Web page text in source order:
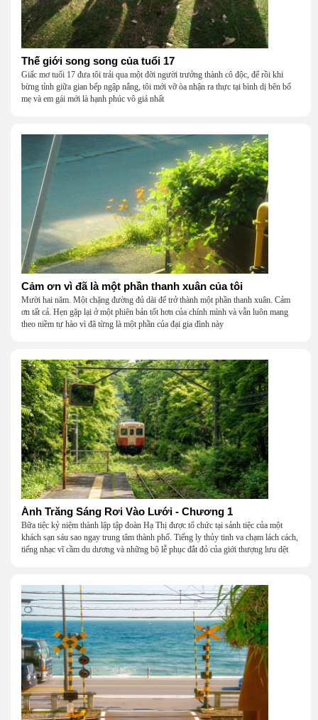
Thế giới song song của tuổi 17
Giấc mơ tuổi 17 đưa tôi trải qua một đời người trưởng thành cô độc, để rồi khi
bừng tỉnh giữa gian bếp ngập nắng, tôi mới vỡ òa nhận ra thực tại bình dị bên bố
mẹ và em gái mới là hạnh phúc vô giá nhất
Cảm ơn vì đã là một phần thanh xuân của tôi
Mười hai năm. Một chặng đường đủ dài để trở thành một phần thanh xuân. Cảm
ơn tất cả. Hẹn gặp lại ở một phiên bản tốt hơn của chính mình và vẫn luôn mang
theo niềm tự hào vì đã từng là một phần của đại gia đình này
Ánh Trăng Sáng Rơi Vào Lưới - Chương 1
Bữa tiệc kỷ niệm thành lập tập đoàn Hạ Thị được tổ chức tại sảnh tiệc của một
khách sạn sáu sao ngay trung tâm thành phố. Tiếng ly thủy tinh va chạm lách cách,
tiếng nhạc vĩ cầm du dương và những bộ lễ phục đắt đỏ của giới thượng lưu dệt